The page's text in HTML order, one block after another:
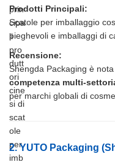
Prodotti Principali:
Scatole per imballaggio
pieghevoli e imballaggi di
Recensione:
Shengda Packaging è
competenza multi-
per marchi globali di
2. YUTO Packaging